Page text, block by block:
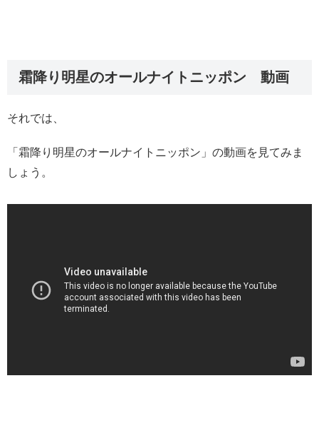
霜降り明星のオールナイトニッポン 動画
それでは、
「霜降り明星のオールナイトニッポン」の動画を見てみま
しょう。